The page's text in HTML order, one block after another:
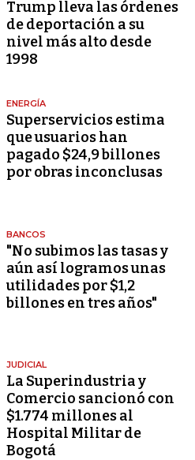
Trump lleva las órdenes
de deportación a su
nivel más alto desde
1998
ENERGÍA
Superservicios estima
que usuarios han
pagado $24,9 billones
por obras inconclusas
BANCOS
"No subimos las tasas y
aún así logramos unas
utilidades por $1,2
billones en tres años"
JUDICIAL
La Superindustria y
Comercio sancionó con
$1.774 millones al
Hospital Militar de
Bogotá